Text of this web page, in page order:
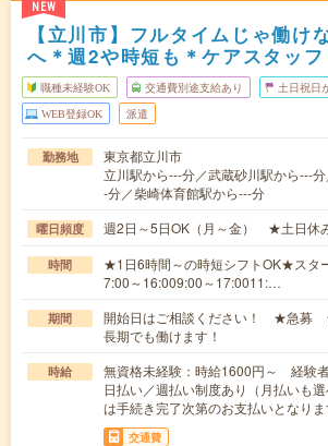
NEW
【立川市】フルタイムじゃ働け
へ＊週2や時短も＊ケアスタッフ
職種未経験OK 交通費別途支給あり 土日祝日
WEB登録OK 派遣
勤務地
東京都立川市
立川駅から---分／武蔵砂川駅から---
-分／柴崎体育館駅から---分
曜日頻度 週2日～5日OK（月～金） ★土日休
時間
★1日6時間～の時短シフトOK★スタ
7:00～16:009:00～17:0011:…
期間
開始日はご相談ください！ ★急募 ★
長期でも働けます！
時給
無資格未経験：時給1600円～ 経
日払い／週払い制度あり（月払いも
は手続き完了次第のお支払いとなりま
交通費